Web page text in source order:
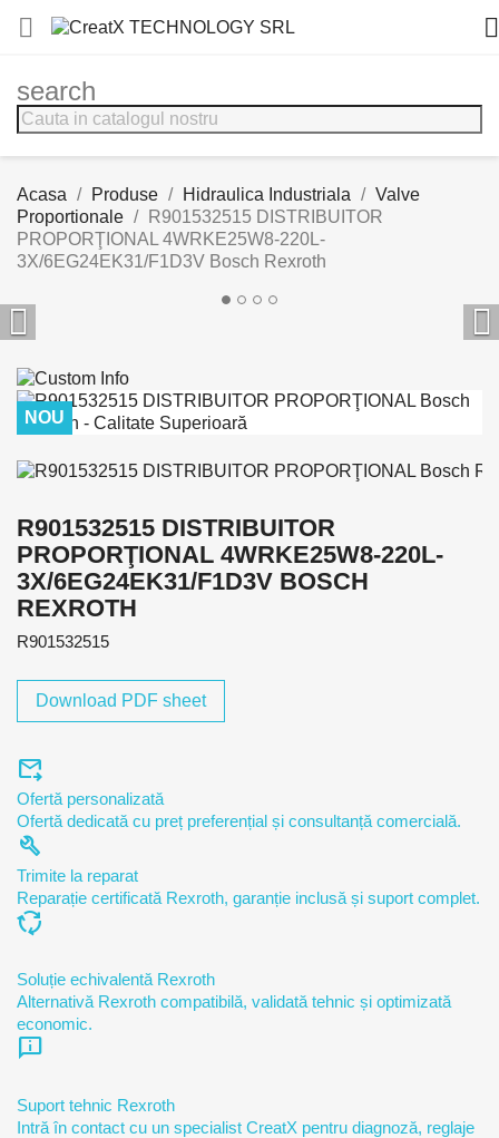
 
search
Acasa Produse Hidraulica Industriala
Valve
Proportionale
R901532515 DISTRIBUITOR
PROPORŢIONAL 4WRKE25W8-220L-
3X/6EG24EK31/F1D3V Bosch Rexroth
 
NOU
R901532515 DISTRIBUITOR
PROPORŢIONAL 4WRKE25W8-220L-
3X/6EG24EK31/F1D3V BOSCH
REXROTH
R901532515
Download PDF sheet
forward_to_inbox
Ofertă personalizată
Ofertă dedicată cu preț preferențial și consultanță comercială.
build
Trimite la reparat
Reparație certificată Rexroth, garanție inclusă și suport complet.
cycle
Soluție echivalentă Rexroth
Alternativă Rexroth compatibilă, validată tehnic și optimizată
economic.
chat_info
Suport tehnic Rexroth
Intră în contact cu un specialist CreatX pentru diagnoză, reglaje